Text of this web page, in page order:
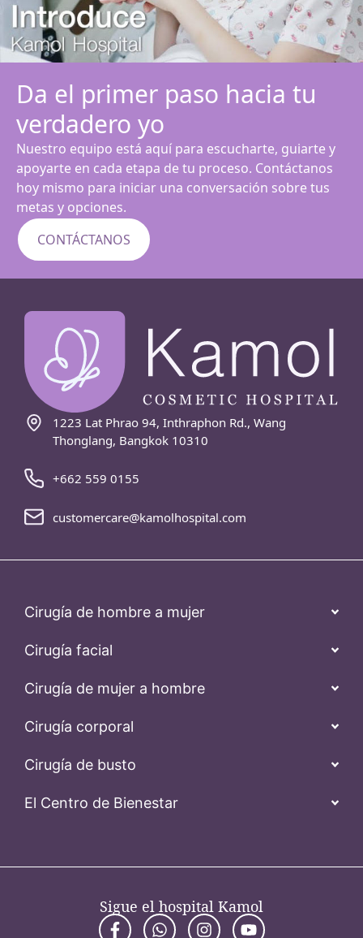
Da el primer paso hacia tu
verdadero yo
Nuestro equipo está aquí para escucharte, guiarte y
apoyarte en cada etapa de tu proceso. Contáctanos
hoy mismo para iniciar una conversación sobre tus
metas y opciones.
CONTÁCTANOS
1223 Lat Phrao 94, Inthraphon Rd., Wang
Thonglang, Bangkok 10310
+662 559 0155
customercare@kamolhospital.com
Cirugía de hombre a mujer
Cirugía facial
Cirugía de mujer a hombre
Cirugía corporal
Cirugía de busto
El Centro de Bienestar
Sigue el hospital Kamol